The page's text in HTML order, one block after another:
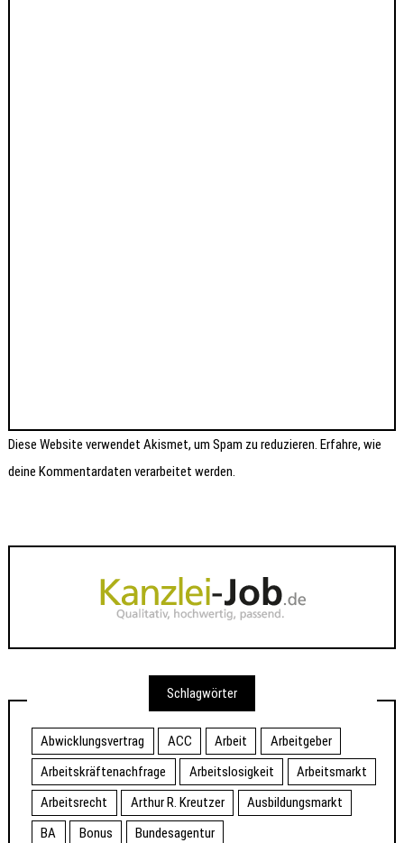
Diese Website verwendet Akismet, um Spam zu reduzieren.Erfahre, wie
deine Kommentardaten verarbeitet werden.
Schlagwörter
Abwicklungsvertrag ACC Arbeit
Arbeitgeber
Arbeitskräftenachfrage
Arbeitslosigkeit
Arbeitsmarkt
Arbeitsrecht
Arthur R. Kreutzer
Ausbildungsmarkt
BA
Bonus
Bundesagentur